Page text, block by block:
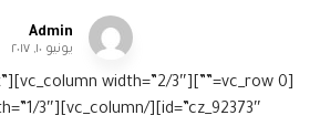
Admin
يونيو ١٠, ٢٠١٧